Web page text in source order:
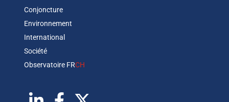
Conjoncture
Environnement
International
Société
Observatoire FRCH